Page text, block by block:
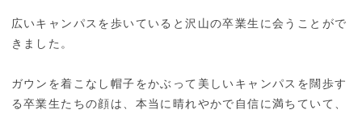
広いキャンパスを歩いていると沢山の卒業生に会うことがで
きました。
ガウンを着こなし帽子をかぶって美しいキャンパスを闊歩す
る卒業生たちの顔は、本当に晴れやかで自信に満ちていて、